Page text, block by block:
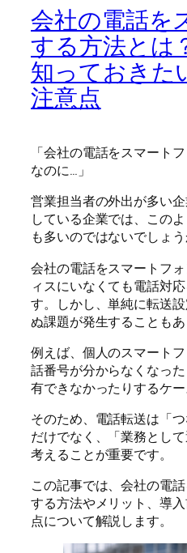
会社の電話を
する方法とは
知っておきた
注意点
「会社の電話をスマート
なのに…」
営業担当者の外出が多い
している企業では、この
も多いのではないでしょう
会社の電話をスマートフ
ィスにいなくても電話対
す。しかし、単純に転送
ぬ課題が発生することもあ
例えば、個人のスマート
話番号が分からなくなっ
有できなかったりするケー
そのため、電話転送は「
だけでなく、「業務とし
考えることが重要です。
この記事では、会社の電
する方法やメリット、導
点について解説します。